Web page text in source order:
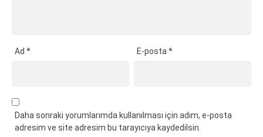
Ad * E-posta*
Daha sonraki yorumlarımda kullanılması için adım, e-posta
adresim ve site adresim bu tarayıcıya kaydedilsin.